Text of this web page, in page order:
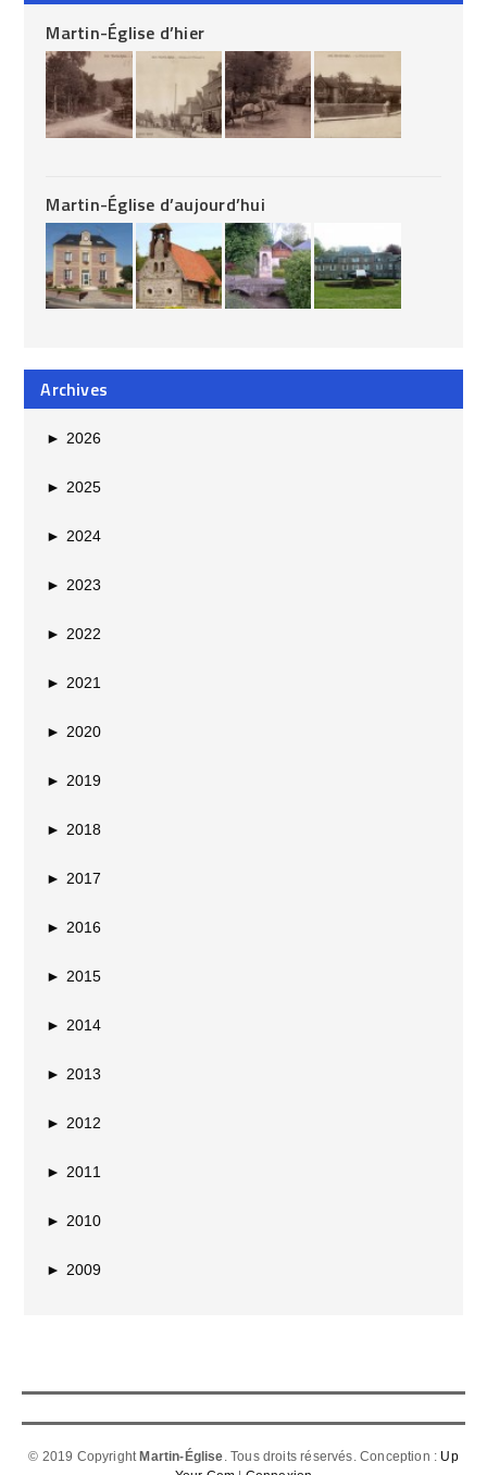
Martin-Église d’hier
Martin-Église d’aujourd’hui
Archives
► 2026
► 2025
► 2024
► 2023
► 2022
► 2021
► 2020
► 2019
► 2018
► 2017
► 2016
► 2015
► 2014
► 2013
► 2012
► 2011
► 2010
► 2009
© 2019 Copyright Martin-Église. Tous droits réservés. Conception : Up